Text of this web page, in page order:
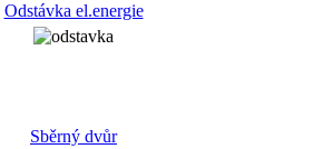
Odstávka el.energie
Sběrný dvůr